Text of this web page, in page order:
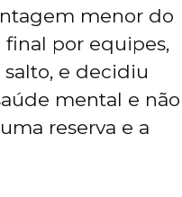
menor do
final por equipes,
e decidiu
mental e não
reserva e a